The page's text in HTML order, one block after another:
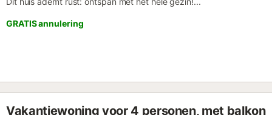
GRATIS annulering
Vakantiewoning voor 4 personen, met balkon